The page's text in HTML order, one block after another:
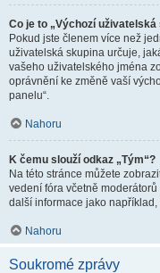
Co je to „Výchozí uživatelská
Pokud jste členem více než
uživatelská skupina určuje,
vašeho uživatelského jména
oprávnění ke změně vaší
panelu“.
Nahoru
K čemu slouží odkaz „Tým“?
Na této stránce můžete
vedení fóra včetně
další informace jako
Nahoru
Soukromé zprávy